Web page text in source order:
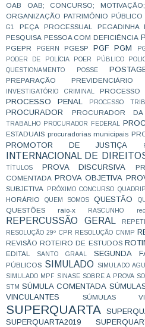
OAB OAB; CONCURSO; MOTIVAÇÃO;
ORGANIZAÇÃO PATRIMÔNIO PÚBLICO
G1
PEÇA PROCESSUAL PEGADINHA
PESQUISA PESSOA COM DEFICIÊNCIA
PGEPR PGERN PGESP PGF PGM
PODER DE POLÍCIA POER PÚBLICO
QUESTIONAMENTO
POSSE
PREPARAÇÃO PREVIDENCIÁRIO
INVESTIGATÓRIO CRIMINAL
PROCESSO
PROCESSO PENAL
PROCESSO
PROCURADOR
PROCURADOR
TRABALHO
PROCURADOR FEDERAL
ESTADUAIS procuradorias municipais
PROMOTOR DE JUSTIÇA
INTERNACIONAL DE
TÍTULOS
PROVA DISCURSIVA
COMENTADA PROVA OBJETIVA
SUBJETIVA
PRÓXIMO CONCURSO
HORÁRIO
QUEM SOMOS QUESTÃO
QUESTÕES raio-x RASCUNHO
REPERCUSSÃO GERAL
RESOLUÇÃO 29º CPR
RESOLUÇÃO CNMP
REVISÃO ROTEIRO DE ESTUDOS
EDITAL
SANTO GRAAL SEGUNDA
PÚBLICOS SIMULADO SIMULADO AGU
SIMULADO MPF SINASE SOBRE A PROVA
STM SÚMULA COMENTADA
VINCULANTES
SÚMULAS
SUPERQUARTA
SUPERQUARTA2019